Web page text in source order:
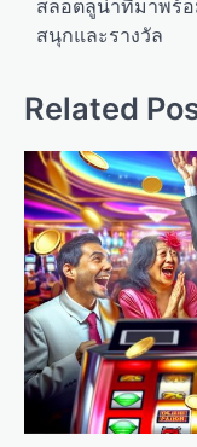
สล็อตลูน่าที่มาพร้
สนุกและรางวัล
Related